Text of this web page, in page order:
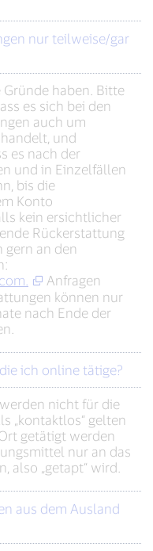
Gründe haben. Bitte
es sich bei den
auch um
und
es nach der
und in Einzelfällen
bis die
Konto
kein ersichtlicher
Rückerstattung
gern an den
Anfragen
können nur
nach Ende der
ich online tätige?
nicht für die
„kontaktlos“ gelten
getätigt werden
nur an das
also „getapt“ wird.